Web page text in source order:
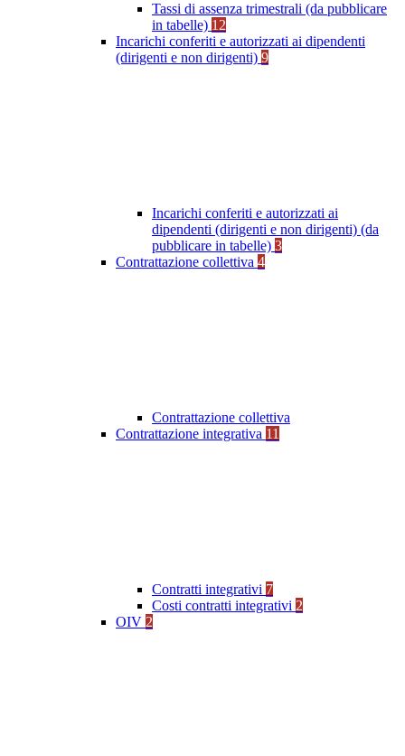
Tassi di assenza trimestrali (da pubblicare
in tabelle) 12
Incarichi conferiti e autorizzati ai dipendenti
(dirigenti e non dirigenti) 9
Incarichi conferiti e autorizzati ai
dipendenti (dirigenti e non dirigenti) (da
pubblicare in tabelle) 3
Contrattazione collettiva 4
Contrattazione collettiva
Contrattazione integrativa 11
Contratti integrativi 7
Costi contratti integrativi 2
OIV 2